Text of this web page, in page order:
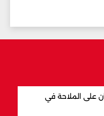
على الملاحة في